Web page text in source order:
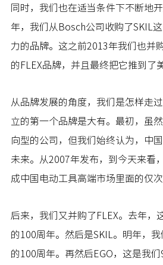
同时，我们也在适当条件下不断地
年，我们从Bosch公司收购了SKIL
力的品牌。这之前2013年我们也并
的FLEX品牌，并且最终把它推到了
从品牌发展的角度，我们是怎样走
立的第一个品牌是大有。最初，虽
向型的公司，但我们始终认为，中
未来。从2007年发布，到今天来看
成中国电动工具高端市场里面的仅次
后来，我们又并购了FLEX。去年，
的100周年。然后是SKIL。明年，
的100周年。再然后EGO，这是我们